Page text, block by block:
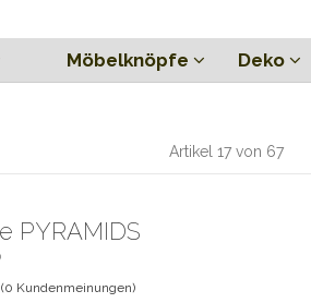
Möbelknöpfe Deko
Artikel 17 von 67
PYRAMIDS
(0 Kundenmeinungen)